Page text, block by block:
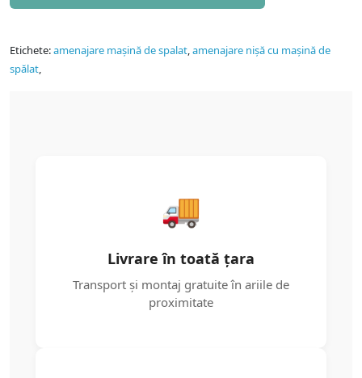
Etichete:amenajare mașină de spalat,amenajare nișă cu mașină de
spălat,
🚚
Livrare în toată țara
Transport și montaj gratuite în ariile de
proximitate